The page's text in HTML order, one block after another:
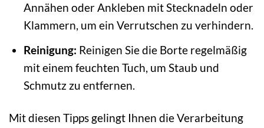
Annähen oder Ankleben mit Stecknadeln oder
Klammern, um ein Verrutschen zu verhindern.
Reinigung: Reinigen Sie die Borte regelmäßig
mit einem feuchten Tuch, um Staub und
Schmutz zu entfernen.
Mit diesen Tipps gelingt Ihnen die Verarbeitung